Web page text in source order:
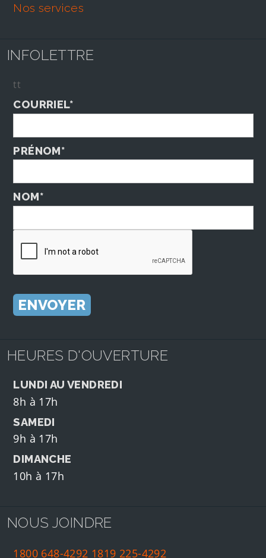
nos services
INFOLETTRE
tt
COURRIEL*
PRÉNOM*
NOM*
HEURES D'OUVERTURE
LUNDI AU VENDREDI
8h à 17h
SAMEDI
9h à 17h
DIMANCHE
10h à 17h
NOUS JOINDRE
1800 648-4292 1819 225-4292